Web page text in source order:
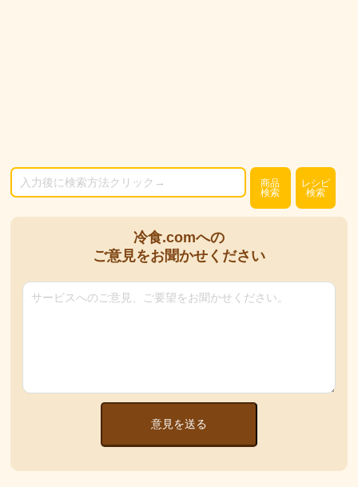
商品
検索
レシピ
検索
冷食.comへの
ご意見をお聞かせください
意見を送る